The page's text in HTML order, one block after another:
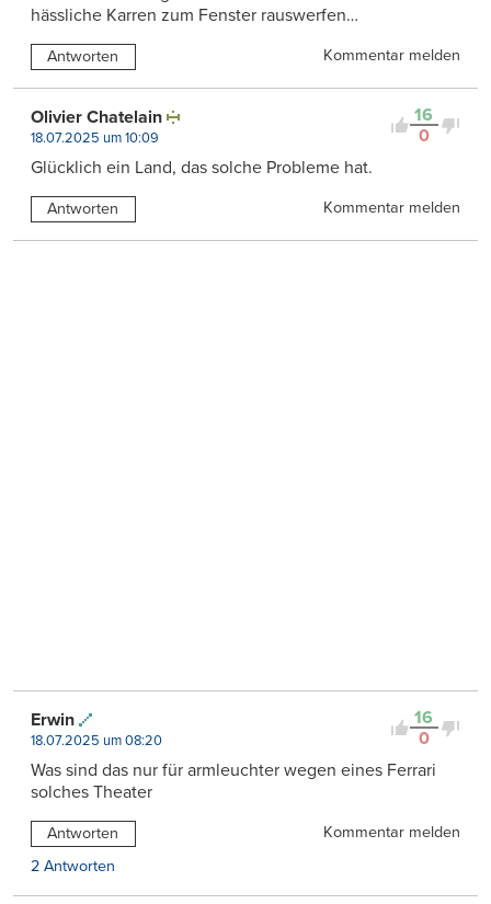
hässliche Karren zum Fenster rauswerfen…
Antworten Kommentar melden
16
0
Olivier Chatelain
18.07.2025 um 10:09
Glücklich ein Land, das solche Probleme hat.
Antworten Kommentar melden
16
0
Erwin
18.07.2025 um 08:20
Was sind das nur für armleuchter wegen eines Ferrari
solches Theater
Antworten
Kommentar melden
2 Antworten